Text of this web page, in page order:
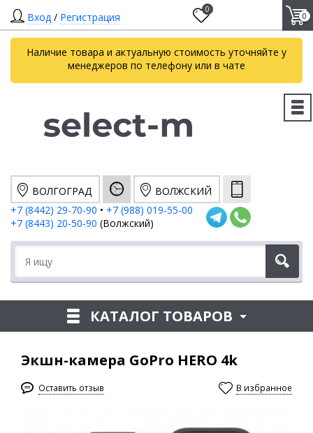
Вход / Регистрация
0
0
Наличие товара и актуальную стоимость уточняйте у
менеджеров по телефону или в чате
ВОЛГОГРАД
ВОЛЖСКИЙ
+7 (8442) 29-70-90 • +7 (988) 019-55-00
+7 (8443) 20-50-90 (Волжский)
КАТАЛОГ ТОВАРОВ
Экшн-камера GoPro HERO 4k
Оставить отзыв В избранное